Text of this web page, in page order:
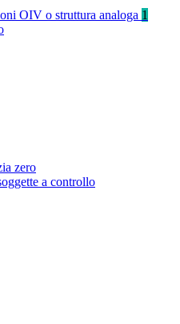
OIV o struttura analoga 1
zero
a controllo